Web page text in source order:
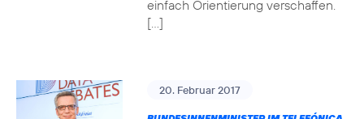
einfach Orientierung verschaffen.
[…]
20. Februar 2017